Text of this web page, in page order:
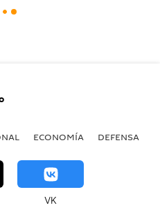
ECONOMÍA DEFENSA
VK